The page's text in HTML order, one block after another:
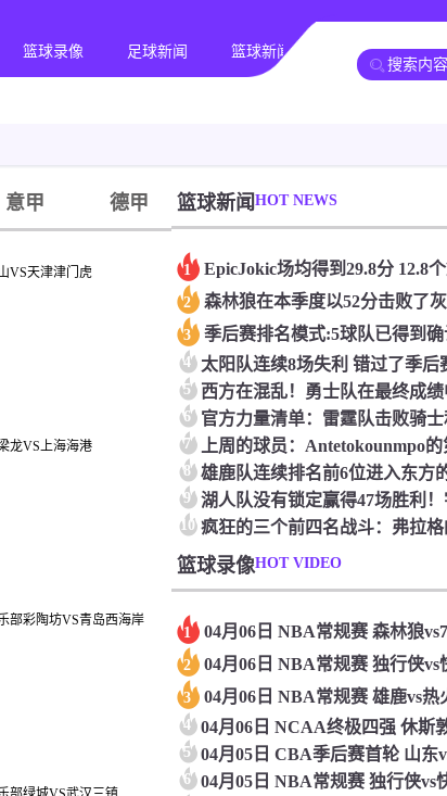
篮球录像 足球新闻 篮球新闻
意甲 德甲 法甲 美职业
篮球新闻 HOT NEWS
1
2
3
4
5
6
7
8
9
10
篮球录像HOT VIDEO
1
2
3
4
5
6